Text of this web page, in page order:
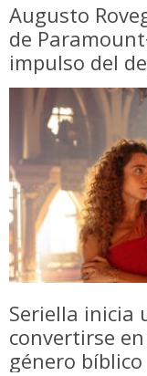
Augusto
de
impulso del
Seriella inicia
convertirse
género bíblico